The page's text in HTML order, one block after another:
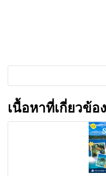
เนื้อหาที่เกี่ยวข้อง